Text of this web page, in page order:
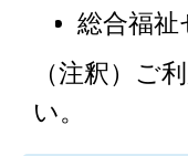
総合福祉
（注釈）ご
い。